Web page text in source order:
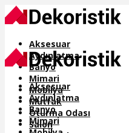
Aksesuar
Aydınlatma
Banyo
Mimari
Mobilya
Mutfak
Oturma Odası
Salon
Aksesuar
Aydınlatma
Banyo
Mimari